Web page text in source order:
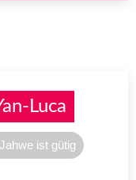
Luca
ist gütig